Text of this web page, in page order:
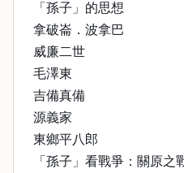
「孫子」的思想
拿破崙．波拿巴
威廉二世
毛澤東
吉備真備
源義家
東鄉平八郎
「孫子」看戰爭：關原之